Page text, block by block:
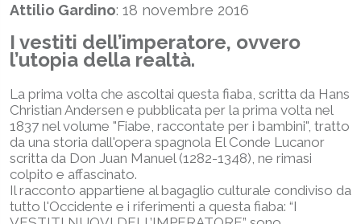
Attilio Gardino: 18 novembre 2016
I vestiti dell’imperatore, ovvero
l’utopia della realtà.
La prima volta che ascoltai questa fiaba, scritta da Hans
Christian Andersen e pubblicata per la prima volta nel
1837 nel volume "Fiabe, raccontate per i bambini", tratto
da una storia dall'opera spagnola El Conde Lucanor
scritta da Don Juan Manuel (1282-1348), ne rimasi
colpito e affascinato.
Il racconto appartiene al bagaglio culturale condiviso da
tutto l'Occidente e i riferimenti a questa fiaba: “I